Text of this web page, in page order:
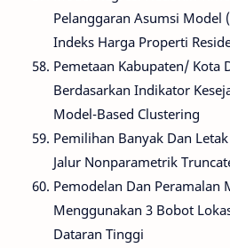
Pelanggaran Asumsi Model
Indeks Harga Properti
Pemetaan Kabupaten/ Kota
Berdasarkan Indikator
Model-Based Clustering
Pemilihan Banyak Dan
Jalur Nonparametrik
Pemodelan Dan Peramalan
Menggunakan 3 Bobot
Dataran Tinggi